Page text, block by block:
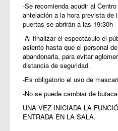
-Se recomienda acudir al
antelación a la hora prevista de
puertas se abrirán a las 19:30h
-Al finalizar el espectáculo el
asiento hasta que el personal
abandonarla, para evitar
distancia de seguridad.
-Es obligatorio el uso de
-No se puede cambiar de
UNA VEZ INICIADA LA
ENTRADA EN LA SALA.